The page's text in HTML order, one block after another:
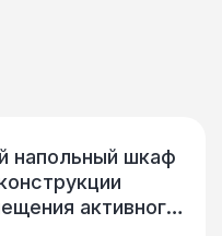
напольный шкаф
активного